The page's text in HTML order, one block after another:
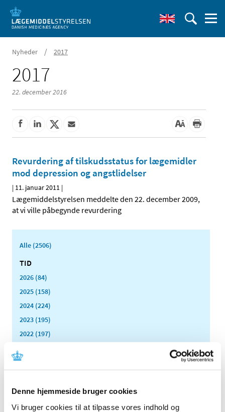
Denne hjemmeside bruger cookies
Vi bruger cookies til at tilpasse vores indhold og
Nyheder / 2017
2017
22. december 2016
Revurdering af tilskudsstatus for lægemidler
mod depression og angstlidelser
| 11. januar 2011 |
Lægemiddelstyrelsen meddelte den 22. december 2009,
at vi ville påbegynde revurdering
Alle (2506)
TID
2026 (84)
2025 (158)
2024 (224)
2023 (195)
2022 (197)
2020 (263)
2018 (150)
2017 (167)